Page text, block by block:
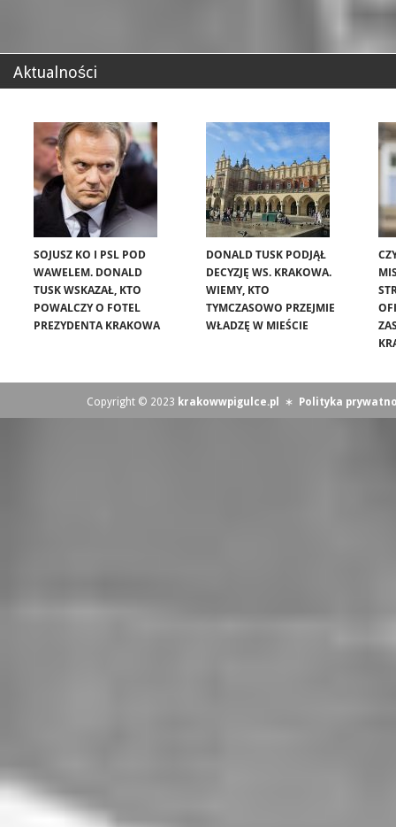
Aktualności
SOJUSZ KO I PSL POD
WAWELEM. DONALD
TUSK WSKAZAŁ, KTO
POWALCZY O FOTEL
PREZYDENTA KRAKOWA
DONALD TUSK PODJĄŁ
DECYZJĘ WS. KRAKOWA.
WIEMY, KTO
TYMCZASOWO PRZEJMIE
WŁADZĘ W MIEŚCIE
Copyright © 2023 krakowwpigulce.pl ∗ Polityka